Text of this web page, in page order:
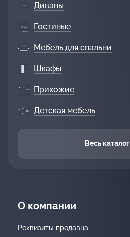
Диваны
Гостиные
Мебель для спальни
Шкафы
Прихожие
Детская мебель
Весь каталог
О компании
Реквизиты продавца